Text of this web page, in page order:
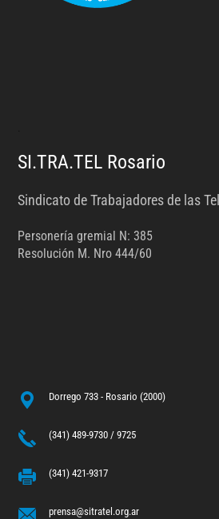
SI.TRA.TEL Rosario
Sindicato de Trabajadores de las
Personería gremial N: 385
Resolución M. Nro 444/60
Dorrego 733 - Rosario (2000)
(341) 489-9730 / 9725
(341) 421-9317
prensa@sitratel.org.ar